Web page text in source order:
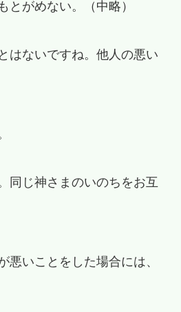
がめない。（中略）
はないですね。他人の悪い
同じ神さまのいのちをお互
いことをした場合には、